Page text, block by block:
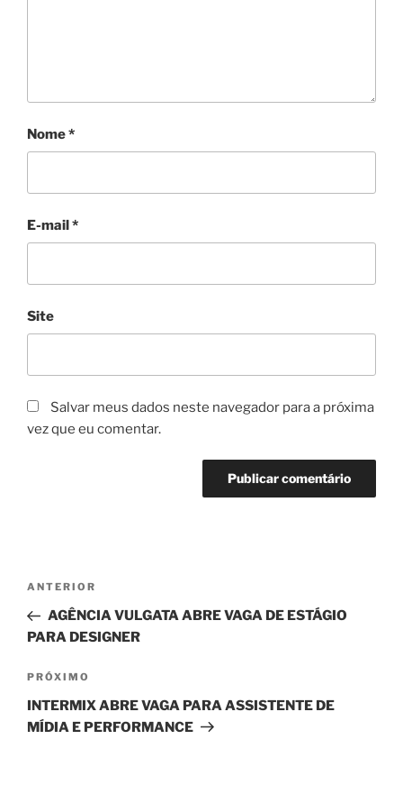
Nome*
E-mail*
Site
Salvar meus dados neste navegador para a próxima
vez que eu comentar.
Navegação
Post
Post
anterior
ANTERIOR
AGÊNCIA VULGATA ABRE VAGA DE ESTÁGIO
PARA DESIGNER
Próximo
post
PRÓXIMO
INTERMIX ABRE VAGA PARA ASSISTENTE DE
MÍDIA E PERFORMANCE